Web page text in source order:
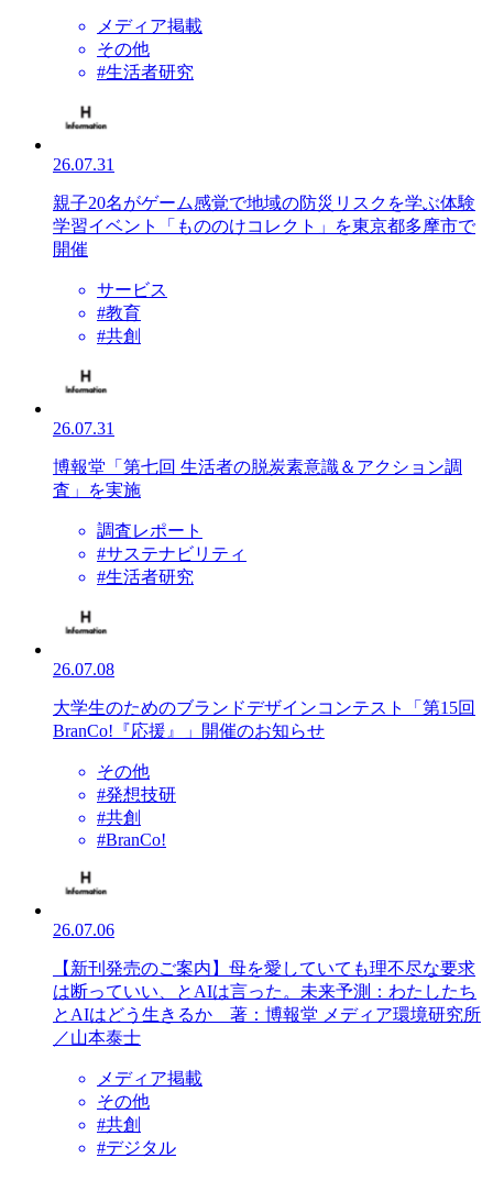
メディア掲載
その他
#生活者研究
26.07.31
親子20名がゲーム感覚で地域の防災リスクを学ぶ体験
学習イベント「もののけコレクト」を東京都多摩市で
開催
サービス
#教育
#共創
26.07.31
博報堂「第七回 生活者の脱炭素意識＆アクション調
査」を実施
調査レポート
#サステナビリティ
#生活者研究
26.07.08
大学生のためのブランドデザインコンテスト「第15回
BranCo!『応援』」開催のお知らせ
その他
#発想技研
#共創
#BranCo!
26.07.06
【新刊発売のご案内】母を愛していても理不尽な要求
は断っていい、とAIは言った。未来予測：わたしたち
とAIはどう生きるか 著：博報堂 メディア環境研究所
／山本泰士
メディア掲載
その他
#共創
#デジタル